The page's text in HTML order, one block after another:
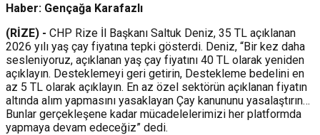
Haber: Gençağa Karafazlı
(RİZE) - CHP Rize İl Başkanı Saltuk Deniz, 35 TL açıklanan
2026 yılı yaş çay fiyatına tepki gösterdi. Deniz, “Bir kez daha
sesleniyoruz, açıklanan yaş çay fiyatını 40 TL olarak yeniden
açıklayın. Desteklemeyi geri getirin, Destekleme bedelini en
az 5 TL olarak açıklayın. En az özel sektörün açıklanan fiyatın
altında alım yapmasını yasaklayan Çay kanununu yasalaştırın…
Bunlar gerçekleşene kadar mücadelelerimizi her platformda
yapmaya devam edeceğiz” dedi.